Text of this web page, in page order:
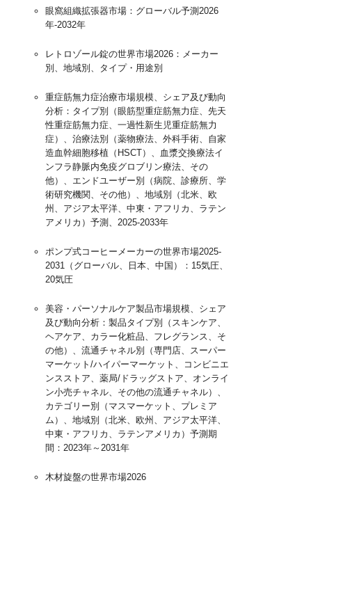
眼窩組織拡張器市場：グローバル予測2026
年-2032年
レトロゾール錠の世界市場2026：メーカー
別、地域別、タイプ・用途別
重症筋無力症治療市場規模、シェア及び動向
分析：タイプ別（眼筋型重症筋無力症、先天
性重症筋無力症、一過性新生児重症筋無力
症）、治療法別（薬物療法、外科手術、自家
造血幹細胞移植（HSCT）、血漿交換療法イ
ンフラ静脈内免疫グロブリン療法、その
他）、エンドユーザー別（病院、診療所、学
術研究機関、その他）、地域別（北米、欧
州、アジア太平洋、中東・アフリカ、ラテン
アメリカ）予測、2025-2033年
ポンプ式コーヒーメーカーの世界市場2025-
2031（グローバル、日本、中国）：15気圧、
20気圧
美容・パーソナルケア製品市場規模、シェア
及び動向分析：製品タイプ別（スキンケア、
ヘアケア、カラー化粧品、フレグランス、そ
の他）、流通チャネル別（専門店、スーパー
マーケット/ハイパーマーケット、コンビニエ
ンスストア、薬局/ドラッグストア、オンライ
ン小売チャネル、その他の流通チャネル）、
カテゴリー別（マスマーケット、プレミア
ム）、地域別（北米、欧州、アジア太平洋、
中東・アフリカ、ラテンアメリカ）予測期
間：2023年～2031年
木材旋盤の世界市場2026